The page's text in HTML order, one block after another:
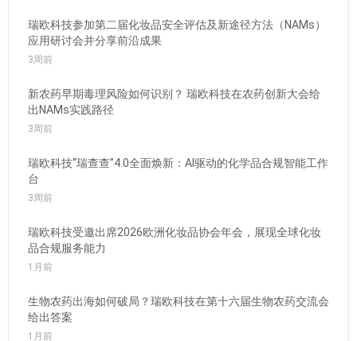
瑞欧科技参加第二届化妆品安全评估及新途径方法（NAMs）
应用研讨会并分享前沿成果
3周前
新农药早期毒理风险如何识别？ 瑞欧科技在农药创新大会给
出NAMs实践路径
3周前
瑞欧科技“瑞查查”4.0全面焕新：AI驱动的化学品合规智能工作
台
3周前
瑞欧科技受邀出席2026欧洲化妆品协会年会，展现全球化妆
品合规服务能力
1月前
生物农药出海如何破局？瑞欧科技在第十六届生物农药交流会
给出答案
1月前